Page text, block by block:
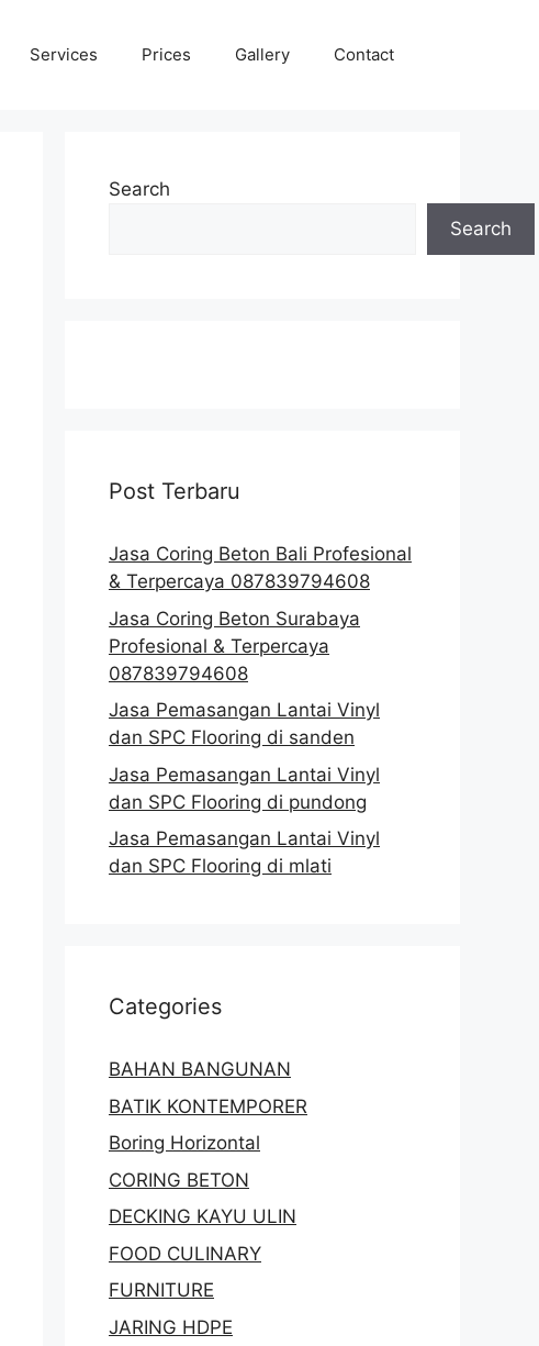
Services Prices Gallery Contact
Search
Search
Post Terbaru
Jasa Coring Beton Bali Profesional
& Terpercaya 087839794608
Jasa Coring Beton Surabaya
Profesional & Terpercaya
087839794608
Jasa Pemasangan Lantai Vinyl
dan SPC Flooring di sanden
Jasa Pemasangan Lantai Vinyl
dan SPC Flooring di pundong
Jasa Pemasangan Lantai Vinyl
dan SPC Flooring di mlati
Categories
BAHAN BANGUNAN
BATIK KONTEMPORER
Boring Horizontal
CORING BETON
DECKING KAYU ULIN
FOOD CULINARY
FURNITURE
JARING HDPE